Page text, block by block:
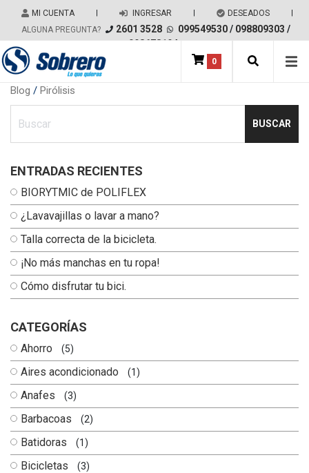
MI CUENTA | INGRESAR | DESEADOS |
ALGUNA PREGUNTA? 2601 3528 099549530/ 098809303 /
098678194
Salir del contenido
Main Navigation 0
Blog / Pirólisis
ENTRADAS RECIENTES
BIORYTMIC de POLIFLEX
¿Lavavajillas o lavar a mano?
Talla correcta de la bicicleta.
¡No más manchas en tu ropa!
Cómo disfrutar tu bici.
CATEGORÍAS
Ahorro (5)
Aires acondicionado (1)
Anafes (3)
Barbacoas (2)
Batidoras (1)
Bicicletas (3)